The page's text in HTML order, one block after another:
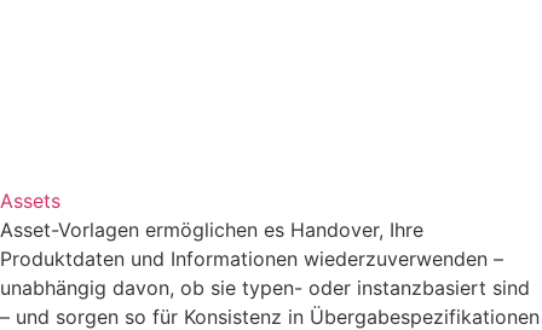
Assets
Asset-Vorlagen ermöglichen es Handover, Ihre
Produktdaten und Informationen wiederzuverwenden –
unabhängig davon, ob sie typen- oder instanzbasiert sind
– und sorgen so für Konsistenz in Übergabespezifikationen